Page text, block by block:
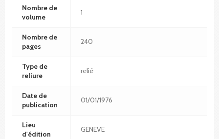
Nombre de
volume
1
Nombre de
pages
240
Type de
reliure
relié
Date de
publication
01/01/1976
Lieu
d'édition
GENEVE